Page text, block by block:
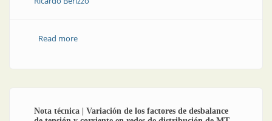
Read moreabout Vehículos eléctricos ¿con baterías de litio o con
Nota técnica | Variación de los factores de desbalance